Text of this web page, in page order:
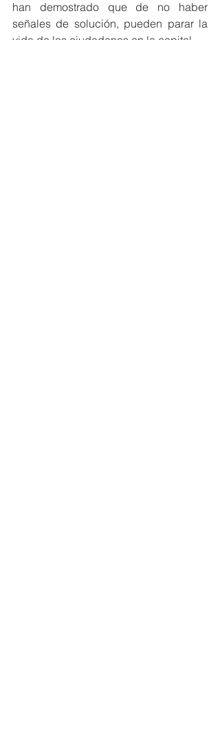
han demostrado que de no haber
señales de solución, pueden parar la
vida de los ciudadanos en la capital.